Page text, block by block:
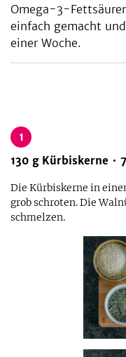
Omega-3-
einfach gemacht
einer Woche.
1
130 g Kürbiskerne
Die Kürbiskerne in
grob schroten. Die
schmelzen.